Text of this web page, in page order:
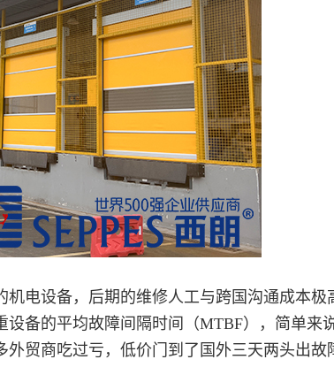
电设备，后期的维修人工与跨国沟通成本极
备的平均故障间隔时间（MTBF），简单来说
贸商吃过亏，低价门到了国外三天两头出故